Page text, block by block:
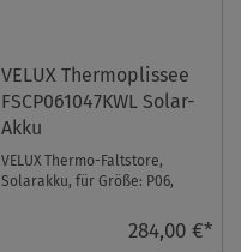
VELUX Thermoplissee
FSCP061047KWL Solar-
Akku
VELUX Thermo-Faltstore,
Solarakku, für Größe: P06,
284,00 €*